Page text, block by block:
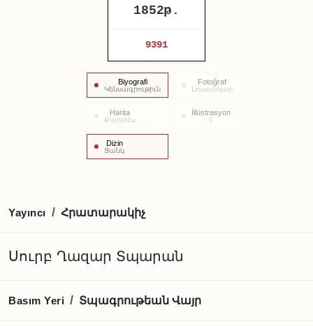
1852թ.
9391
Biyografi
Կենսագրութիւն
Fotoğraf
Լուսանկար
Harita
Քարտէս
İllüstrasyon
0
Dizin
Ցանկ
Yayıncı / Հրատարակիչ
Սուրբ Ղազար Տպարան
Basım Yeri / Տպագրութեան Վայր